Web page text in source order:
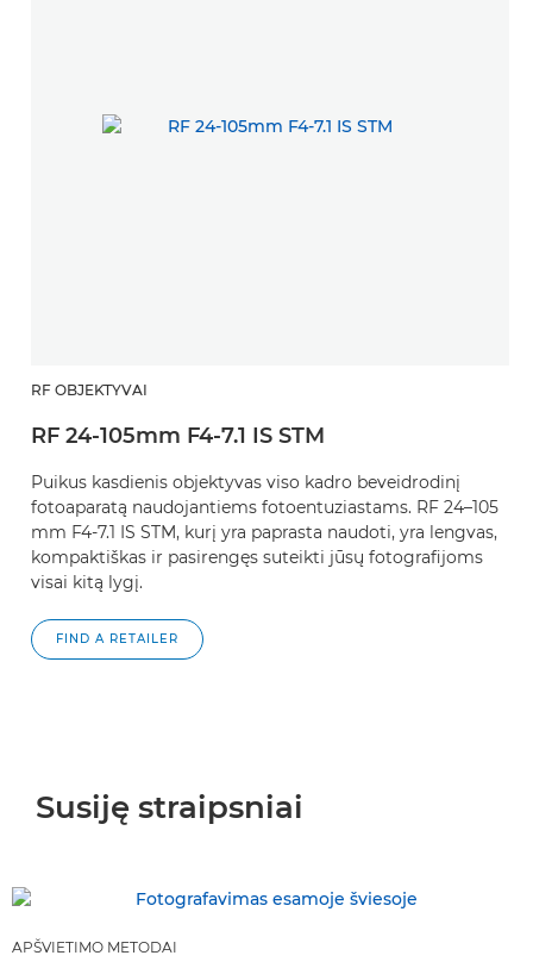
RF OBJEKTYVAI
RF 24-105mm F4-7.1 IS STM
Puikus kasdienis objektyvas viso kadro beveidrodinį
fotoaparatą naudojantiems fotoentuziastams. RF 24–105
mm F4-7.1 IS STM, kurį yra paprasta naudoti, yra lengvas,
kompaktiškas ir pasirengęs suteikti jūsų fotografijoms
visai kitą lygį.
FIND A RETAILER
Susiję straipsniai
APŠVIETIMO METODAI